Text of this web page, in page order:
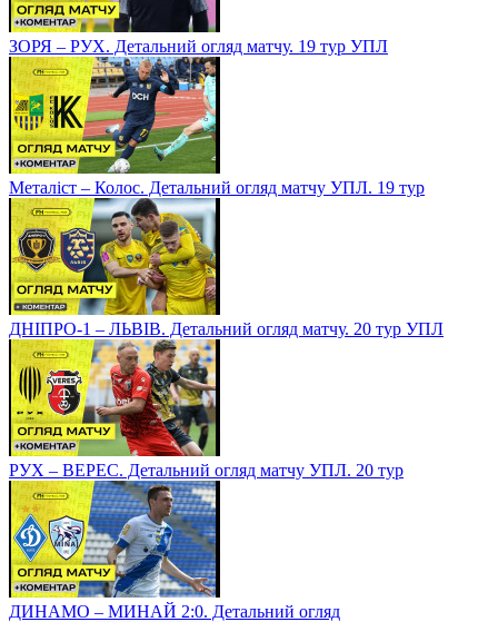
ЗОРЯ – РУХ. Детальний огляд матчу. 19 тур УПЛ
Металіст – Колос. Детальний огляд матчу УПЛ. 19 тур
ДНІПРО-1 – ЛЬВІВ. Детальний огляд матчу. 20 тур УПЛ
РУХ – ВЕРЕС. Детальний огляд матчу УПЛ. 20 тур
ДИНАМО – МИНАЙ 2:0. Детальний огляд